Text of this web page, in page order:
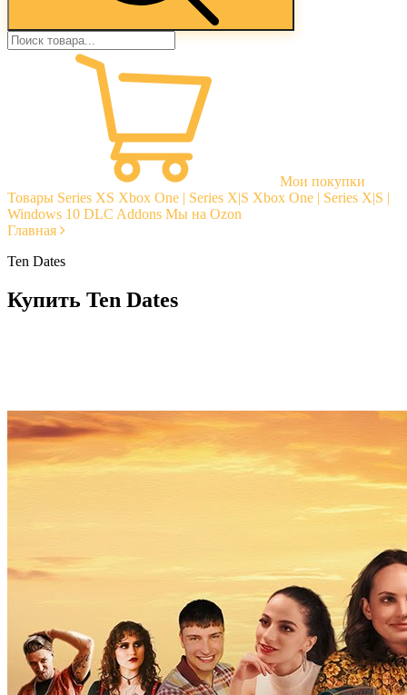
Мои покупки
Товары Series XS Xbox One | Series X|S Xbox One | Series X|S |
Windows 10 DLC Addons Мы на Ozon
Главная
Ten Dates
Купить Ten Dates